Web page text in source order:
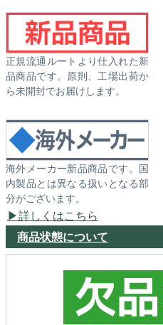
正規流通ルートより仕入れた新
品商品です。原則、工場出荷か
ら未開封でお届けします。
海外メーカー新品商品です。国
内製品とは異なる扱いとなる部
分がございます。
詳しくはこちら
商品状態について